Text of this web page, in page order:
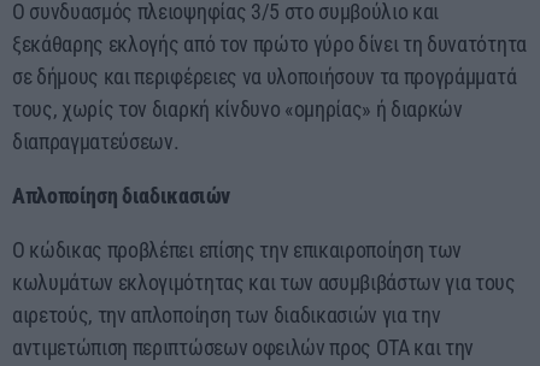
Ο συνδυασμός πλειοψηφίας 3/5 στο συμβούλιο και
ξεκάθαρης εκλογής από τον πρώτο γύρο δίνει τη δυνατότητα
σε δήμους και περιφέρειες να υλοποιήσουν τα προγράμματά
τους, χωρίς τον διαρκή κίνδυνο «ομηρίας» ή διαρκών
διαπραγματεύσεων.
Απλοποίηση διαδικασιών
Ο κώδικας προβλέπει επίσης την επικαιροποίηση των
κωλυμάτων εκλογιμότητας και των ασυμβιβάστων για τους
αιρετούς, την απλοποίηση των διαδικασιών για την
αντιμετώπιση περιπτώσεων οφειλών προς ΟΤΑ και την